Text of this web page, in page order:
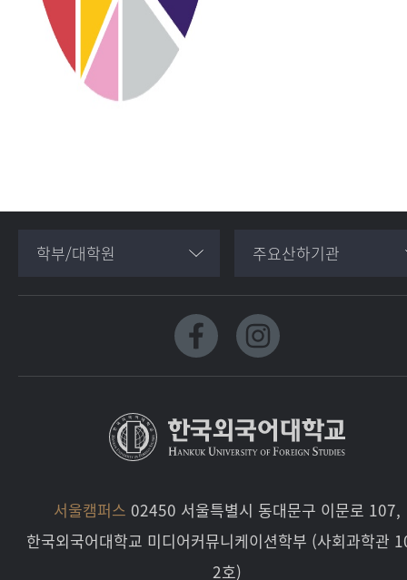
학부/대학원 주요산하기관
서울캠퍼스 02450 서울특별시 동대문구 이문로 107,
한국외국어대학교 미디어커뮤니케이션학부 (사회과학관
2호)